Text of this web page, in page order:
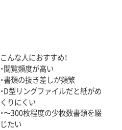
こんな人におすすめ！
・閲覧頻度が高い
・書類の抜き差しが頻繁
・D型リングファイルだと紙がめ
くりにくい
・～300枚程度の少枚数書類を綴
じたい